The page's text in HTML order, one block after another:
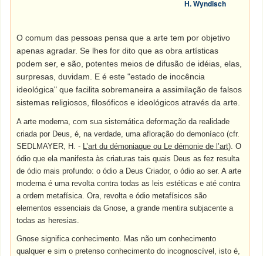
H. Wyndisch
O comum das pessoas pensa que a arte tem por objetivo
apenas agradar. Se lhes for dito que as obra artísticas
podem ser, e são, potentes meios de difusão de idéias, elas,
surpresas, duvidam. E é este "estado de inocência
ideológica" que facilita sobremaneira a assimilação de falsos
sistemas religiosos, filosóficos e ideológicos através da arte.
A arte moderna, com sua sistemática deformação da realidade
criada por Deus, é, na verdade, uma afloração do demoníaco (cfr.
SEDLMAYER, H. - L’art du démoniaque ou Le démonie de l’art). O
ódio que ela manifesta às criaturas tais quais Deus as fez resulta
de ódio mais profundo: o ódio a Deus Criador, o ódio ao ser. A arte
moderna é uma revolta contra todas as leis estéticas e até contra
a ordem metafísica. Ora, revolta e ódio metafísicos são
elementos essenciais da Gnose, a grande mentira subjacente a
todas as heresias.
Gnose significa conhecimento. Mas não um conhecimento
qualquer e sim o pretenso conhecimento do incognoscível, isto é,